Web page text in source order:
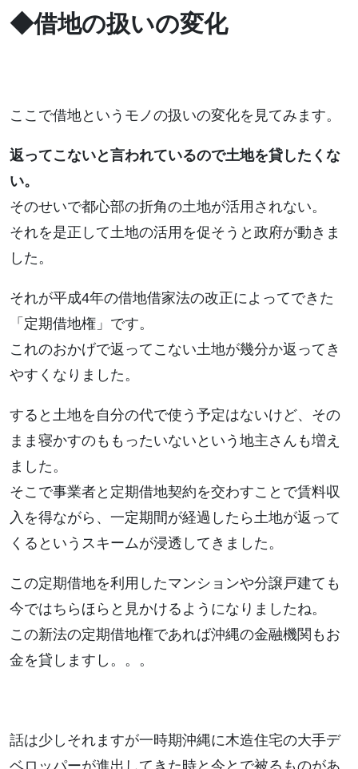
◆借地の扱いの変化
ここで借地というモノの扱いの変化を見てみます。
返ってこないと言われているので土地を貸したくな
い。
そのせいで都心部の折角の土地が活用されない。
それを是正して土地の活用を促そうと政府が動きま
した。
それが平成4年の借地借家法の改正によってできた
「定期借地権」です。
これのおかげで返ってこない土地が幾分か返ってき
やすくなりました。
すると土地を自分の代で使う予定はないけど、その
まま寝かすのももったいないという地主さんも増え
ました。
そこで事業者と定期借地契約を交わすことで賃料収
入を得ながら、一定期間が経過したら土地が返って
くるというスキームが浸透してきました。
この定期借地を利用したマンションや分譲戸建ても
今ではちらほらと見かけるようになりましたね。
この新法の定期借地権であれば沖縄の金融機関もお
金を貸しますし。。。
話は少しそれますが一時期沖縄に木造住宅の大手デ
ベロッパーが進出してきた時と今とで被るものがあ